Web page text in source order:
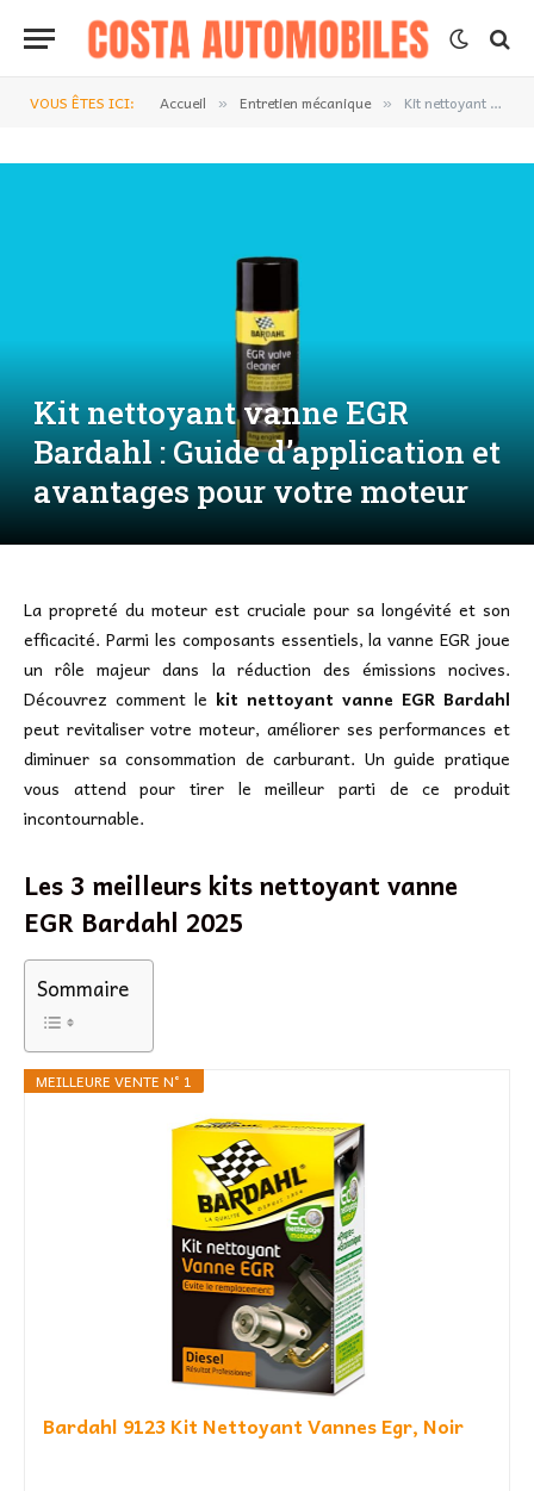
VOUS ÊTES ICI: Accueil » Entretien mécanique » Kit nettoyant vanne EGR Bardahl : Guide d’application et avantages pour votre moteur
Kit nettoyant vanne EGR
Bardahl : Guide d’application et
avantages pour votre moteur
La propreté du moteur est cruciale pour sa longévité et son
efficacité. Parmi les composants essentiels, la vanne EGR joue
un rôle majeur dans la réduction des émissions nocives.
Découvrez comment le kit nettoyant vanne EGR Bardahl
peut revitaliser votre moteur, améliorer ses performances et
diminuer sa consommation de carburant. Un guide pratique
vous attend pour tirer le meilleur parti de ce produit
incontournable.
Les 3 meilleurs kits nettoyant vanne
EGR Bardahl 2025
Sommaire
MEILLEURE VENTE N° 1
Bardahl 9123 Kit Nettoyant Vannes Egr, Noir